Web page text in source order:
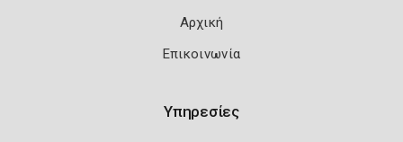
Αρχική
Επικοινωνία
Υπηρεσίες